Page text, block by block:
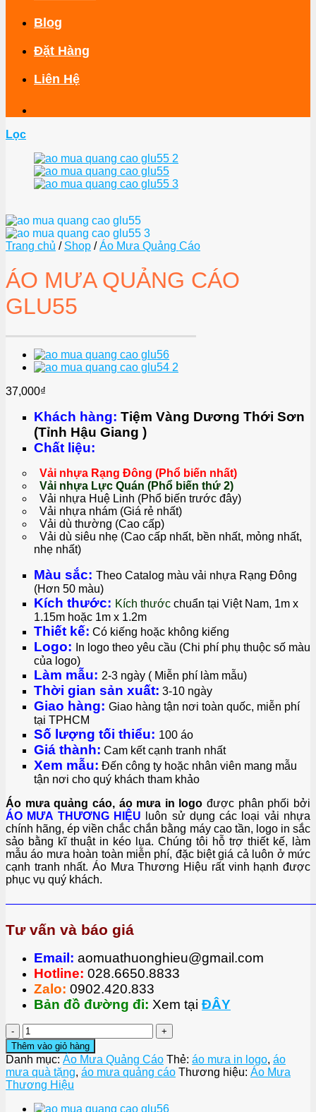
Blog
Đặt Hàng
Liên Hệ
Lọc
Trang chủ / Shop / Áo Mưa Quảng Cáo
ÁO MƯA QUẢNG CÁO
GLU55
37,000₫
Khách hàng: Tiệm Vàng Dương Thới Sơn
(Tỉnh Hậu Giang )
Chất liệu:
Vải nhựa Rạng Đông (Phổ biến nhất)
Vải nhựa Lực Quán (Phổ biến thứ 2)
Vải nhựa Huệ Linh (Phổ biến trước đây)
Vải nhựa nhám (Giá rẻ nhất)
Vải dù thường (Cao cấp)
Vải dù siêu nhẹ (Cao cấp nhất, bền nhất, mỏng nhất,
nhẹ nhất)
Màu sắc: Theo Catalog màu vải nhựa Rạng Đông
(Hơn 50 màu)
Kích thước: Kích thước chuẩn tại Việt Nam, 1m x
1.15m hoặc 1m x 1.2m
Thiết kế: Có kiếng hoặc không kiếng
Logo:
n logo theo yêu cầu (Chi phí phụ thuộc số màu
của logo)
Làm mẫu: 2-3 ngày ( Miễn phí làm mẫu)
Thời gian sản xuất: 3-10 ngày
Giao hàng: Giao hàng tận nơi toàn quốc, miễn phí
tại TPHCM
Số lượng tối thiểu: 100 áo
Giá thành: Cam kết cạnh tranh nhất
Xem mẫu: Đến công ty hoặc nhân viên mang mẫu
tận nơi cho quý khách tham khảo
Áo mưa quảng cáo, áo mưa in logo được phân phối bởi
ÁO MƯA THƯƠNG HIỆU luôn sử dụng các loại vải nhựa
chính hãng, ép viền chắc chắn bằng máy cao tần, logo in sắc
sảo bằng kĩ thuật in kéo lụa. Chúng tôi hỗ trợ thiết kế, làm
mẫu áo mưa hoàn toàn miễn phí, đặc biệt giá cả luôn ở mức
cạnh tranh nhất. Áo Mưa Thương Hiệu rất vinh hạnh được
phục vụ quý khách.
Tư vấn và báo giá
Email: aomuathuonghieu@gmail.com
Hotline: 028.6650.8833
Zalo: 0902.420.833
Bản đồ đường đi: Xem tại ĐÂY
ÁO
MƯA
QUẢNG
CÁO
GLU55
số
lượng
Thêm vào giỏ hàng
Danh mục: Áo Mưa Quảng Cáo Thẻ: áo mưa in logo, áo
mưa quà tặng, áo mưa quảng cáo Thương hiệu: Áo Mưa
Thương Hiệu